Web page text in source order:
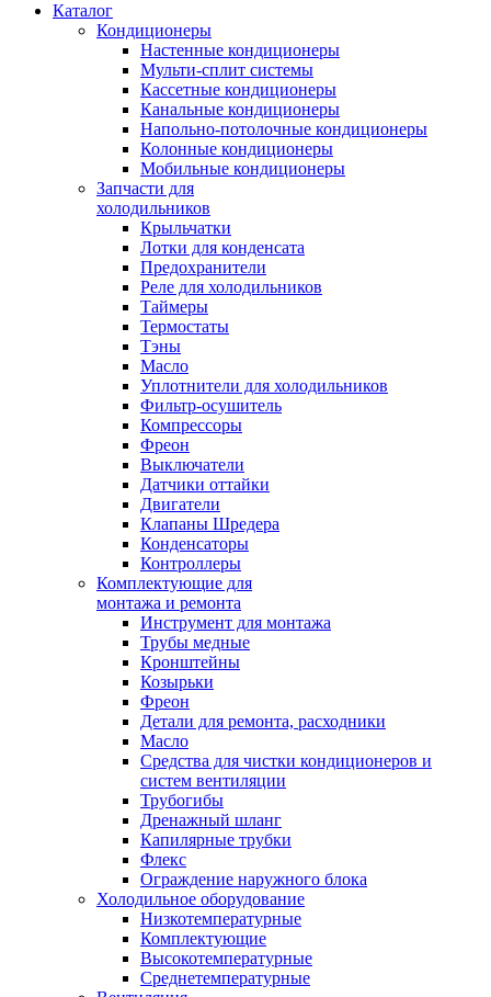
Каталог
Кондиционеры
Настенные кондиционеры
Мульти-сплит системы
Кассетные кондиционеры
Канальные кондиционеры
Напольно-потолочные кондиционеры
Колонные кондиционеры
Мобильные кондиционеры
Запчасти для
холодильников
Крыльчатки
Лотки для конденсата
Предохранители
Реле для холодильников
Таймеры
Термостаты
Тэны
Масло
Уплотнители для холодильников
Фильтр-осушитель
Компрессоры
Фреон
Выключатели
Датчики оттайки
Двигатели
Клапаны Шредера
Конденсаторы
Контроллеры
Комплектующие для
монтажа и ремонта
Инструмент для монтажа
Трубы медные
Кронштейны
Козырьки
Фреон
Детали для ремонта, расходники
Масло
Средства для чистки кондиционеров и
систем вентиляции
Трубогибы
Дренажный шланг
Капилярные трубки
Флекс
Ограждение наружного блока
Холодильное оборудование
Низкотемпературные
Комплектующие
Высокотемпературные
Среднетемпературные